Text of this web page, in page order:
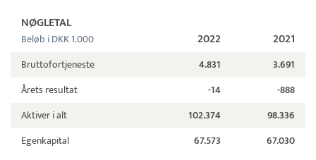
NØGLETAL
Beløb i DKK 1.000 2022 2021
Bruttofortjeneste 4.831
3.691
Årets resultat
-14
-888
Aktiver i alt
102.374
98.336
Egenkapital
67.573 67.030